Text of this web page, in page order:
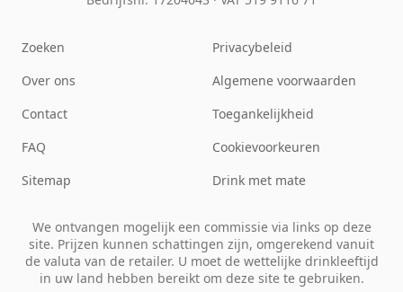
Zoeken
Over ons
Contact
FAQ
Sitemap
Privacybeleid
Algemene voorwaarden
Toegankelijkheid
Cookievoorkeuren
Drink met mate
We ontvangen mogelijk een commissie via links op deze
site. Prijzen kunnen schattingen zijn, omgerekend vanuit
de valuta van de retailer. U moet de wettelijke drinkleeftijd
in uw land hebben bereikt om deze site te gebruiken.